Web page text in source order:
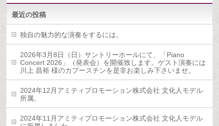
最近の投稿
独自の魅力的な演奏をするには。
2026年3月8日（日）サントリーホールにて、「Piano
Concert 2026」（発表会）を開催致します。ゲスト演奏には
川上 昌裕 様のカプースチンを是非お楽しみ下さいませ。
2024年12月アミティプロモーション株式会社 文化人モデル
所属。
2024年11月アミティプロモーション株式会社 文化人モデル